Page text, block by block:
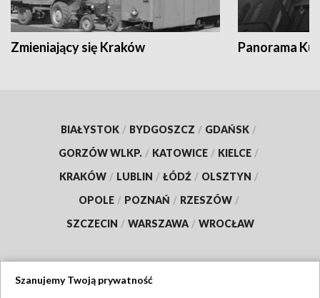
Zmieniający się Kraków Panorama
BIAŁYSTOK / BYDGOSZCZ / GDAŃSK /
GORZÓW WLKP. / KATOWICE / KIELCE /
KRAKÓW / LUBLIN / ŁÓDŹ / OLSZTYN /
OPOLE / POZNAŃ / RZESZÓW /
SZCZECIN / WARSZAWA / WROCŁAW
Szanujemy Twoją prywatność